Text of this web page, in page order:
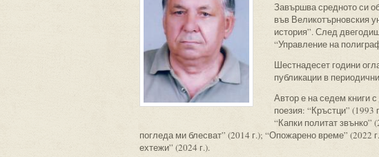
Завършва средното си
във Великотърновския
история”. След
“Управление на
Шестнадесет години
публикации в
Автор е на седем книги
поезия: “Кръстци” (1993
“Капки политат звънко”
погледа ми блесват” (2014 г.); “Опожарено време” (2022
ехтежи” (2024 г.).